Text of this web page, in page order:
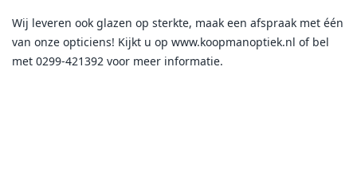
Wij leveren ook glazen op sterkte, maak een afspraak met één
van onze opticiens! Kijkt u op www.koopmanoptiek.nl of bel
met 0299-421392 voor meer informatie.